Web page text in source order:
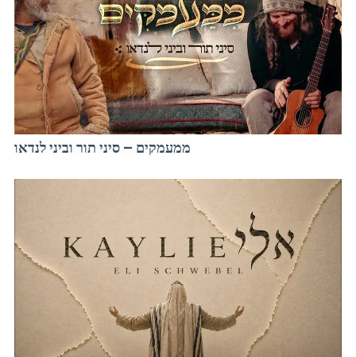
ממעמקים – סיני תור וביני לנדאו